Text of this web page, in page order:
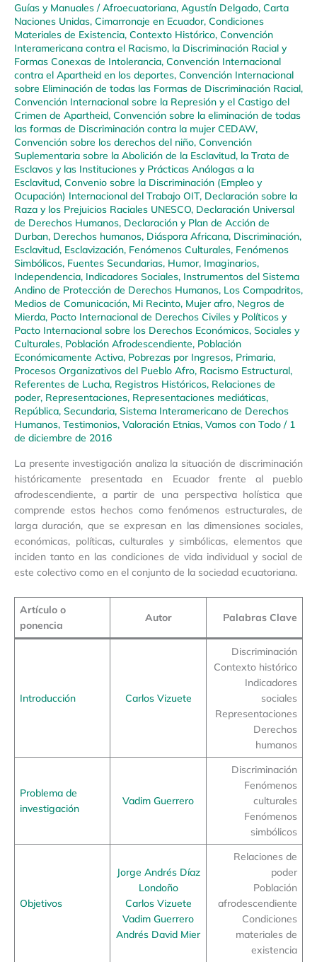
Guías y Manuales /Afroecuatoriana, Agustín Delgado, Carta
Naciones Unidas, Cimarronaje en Ecuador, Condiciones
Materiales de Existencia, Contexto Histórico, Convención
Interamericana contra el Racismo, la Discriminación Racial y
Formas Conexas de Intolerancia, Convención Internacional
contra el Apartheid en los deportes, Convención Internacional
sobre Eliminación de todas las Formas de Discriminación Racial,
Convención Internacional sobre la Represión y el Castigo del
Crimen de Apartheid, Convención sobre la eliminación de todas
las formas de Discriminación contra la mujer CEDAW,
Convención sobre los derechos del niño, Convención
Suplementaria sobre la Abolición de la Esclavitud, la Trata de
Esclavos y las Instituciones y Prácticas Análogas a la
Esclavitud, Convenio sobre la Discriminación (Empleo y
Ocupación) Internacional del Trabajo OIT, Declaración sobre la
Raza y los Prejuicios Raciales UNESCO, Declaración Universal
de Derechos Humanos, Declaración y Plan de Acción de
Durban, Derechos humanos, Diáspora Africana, Discriminación,
Esclavitud, Esclavización, Fenómenos Culturales, Fenómenos
Simbólicos, Fuentes Secundarias, Humor, Imaginarios,
Independencia, Indicadores Sociales, Instrumentos del Sistema
Andino de Protección de Derechos Humanos, Los Compadritos,
Medios de Comunicación, Mi Recinto, Mujer afro, Negros de
Mierda, Pacto Internacional de Derechos Civiles y Políticos y
Pacto Internacional sobre los Derechos Económicos, Sociales y
Culturales, Población Afrodescendiente, Población
Económicamente Activa, Pobrezas por Ingresos, Primaria,
Procesos Organizativos del Pueblo Afro, Racismo Estructural,
Referentes de Lucha, Registros Históricos, Relaciones de
poder, Representaciones, Representaciones mediáticas,
República, Secundaria, Sistema Interamericano de Derechos
Humanos, Testimonios, Valoración Etnias, Vamos con Todo / 1
de diciembre de 2016
La presente investigación analiza la situación de discriminación
históricamente presentada en Ecuador frente al pueblo
afrodescendiente, a partir de una perspectiva holística que
comprende estos hechos como fenómenos estructurales, de
larga duración, que se expresan en las dimensiones sociales,
económicas, políticas, culturales y simbólicas, elementos que
inciden tanto en las condiciones de vida individual y social de
este colectivo como en el conjunto de la sociedad ecuatoriana.
Artículo o
ponencia
Autor Palabras Clave
Introducción Carlos Vizuete
Discriminación
Contexto histórico
Indicadores
sociales
Representaciones
Derechos
humanos
Problema de
investigación
Vadim Guerrero
Discriminación
Fenómenos
culturales
Fenómenos
simbólicos
Objetivos
Jorge Andrés Díaz
Londoño
Carlos Vizuete
Vadim Guerrero
Andrés David Mier
Relaciones de
poder
Población
afrodescendiente
Condiciones
materiales de
existencia